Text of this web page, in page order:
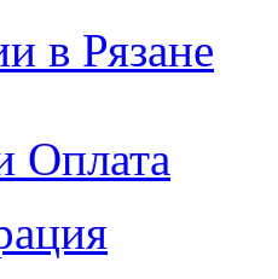
в Рязане
Оплата